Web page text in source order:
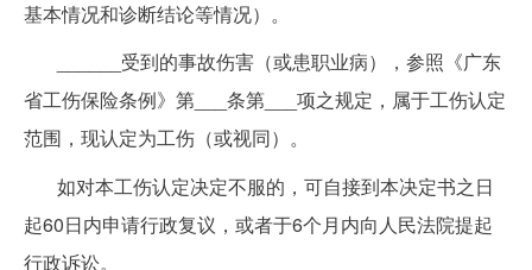
基本情况和诊断结论等情况）。
______受到的事故伤害（或患职业病），参照《广东
省工伤保险条例》第___条第___项之规定，属于工伤认定
范围，现认定为工伤（或视同）。
如对本工伤认定决定不服的，可自接到本决定书之日
起60日内申请行政复议，或者于6个月内向人民法院提起
行政诉讼。